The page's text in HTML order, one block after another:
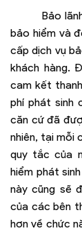
Bảo
bảo hiểm và
cấp dịch vụ
khách hàng.
cam kết
phí phát sinh
căn cứ đã
nhiên, tại mỗi
quy tắc của
hiểm phát
này cũng sẽ
của các bên
hơn về chức